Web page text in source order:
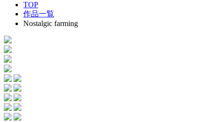
TOP
作品一覧
Nostalgic farming